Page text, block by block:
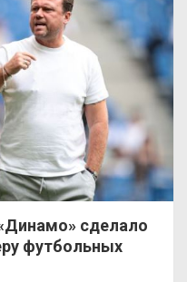
сделало
футбольных